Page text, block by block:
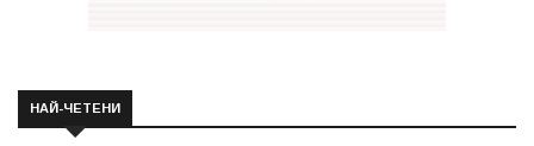
НАЙ-ЧЕТЕНИ